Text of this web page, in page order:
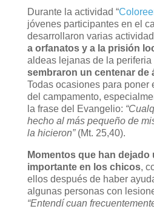
Durante la actividad “
jóvenes participantes en el
desarrollaron varias
a orfanatos y a la prisión
aldeas lejanas de la periferia
sembraron un centenar de
Todas ocasiones para poner
del campamento,
la frase del Evangelio:
hecho al más pequeño de
la hicieron”(Mt. 25,40).
Momentos que han dejado
importante en los chicos,
ellos después de haber
algunas personas con
“Entendí cuan